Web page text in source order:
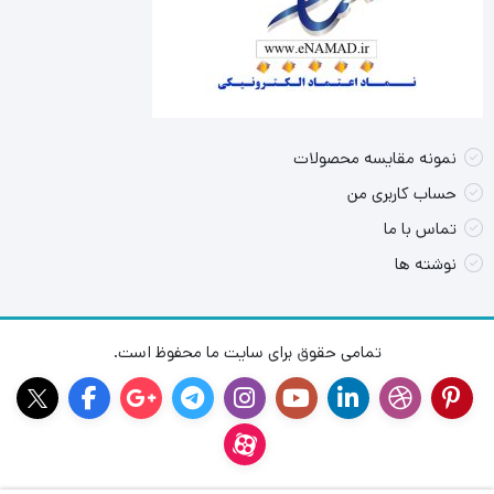
نمونه مقایسه محصولات
حساب کاربری من
تماس با ما
نوشته ها
تمامی حقوق برای سایت ما محفوظ است.